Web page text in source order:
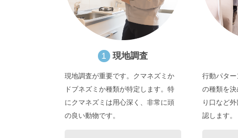
1 現地調査
現地調査が重要です。クマネズミか
ドブネズミか種類が特定します。特
にクマネズミは用心深く、非常に頭
の良い動物です。
行動パタ
の種類を
り口など
認します。